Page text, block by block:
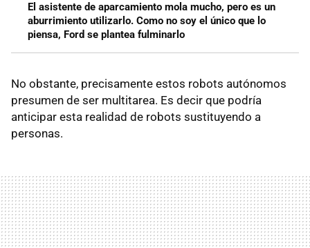
El asistente de aparcamiento mola mucho, pero es un
aburrimiento utilizarlo. Como no soy el único que lo
piensa, Ford se plantea fulminarlo
No obstante, precisamente estos robots autónomos
presumen de ser multitarea. Es decir que podría
anticipar esta realidad de robots sustituyendo a
personas.